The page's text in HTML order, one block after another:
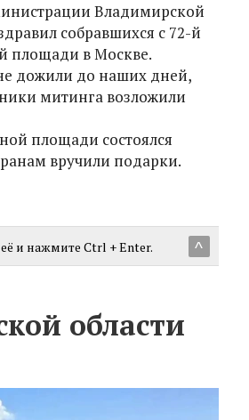
Владимирской
собравшихся с 72-й
площади в Москве.
дожили до наших дней,
митинга возложили
площади состоялся
вручили подарки.
^
и нажмите Ctrl + Enter.
области